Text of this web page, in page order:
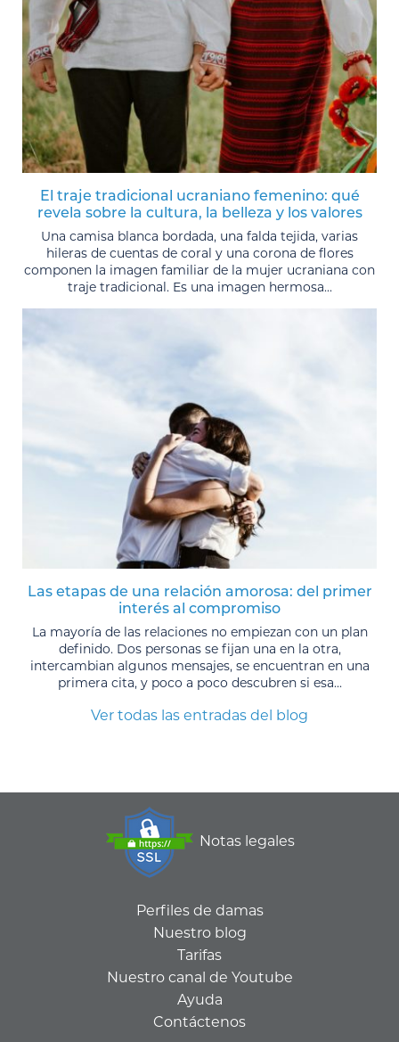
El traje tradicional ucraniano femenino: qué
revela sobre la cultura, la belleza y los valores
Una camisa blanca bordada, una falda tejida, varias
hileras de cuentas de coral y una corona de flores
componen la imagen familiar de la mujer ucraniana con
traje tradicional. Es una imagen hermosa...
Las etapas de una relación amorosa: del primer
interés al compromiso
La mayoría de las relaciones no empiezan con un plan
definido. Dos personas se fijan una en la otra,
intercambian algunos mensajes, se encuentran en una
primera cita, y poco a poco descubren si esa...
Ver todas las entradas del blog
Notas legales
Perfiles de damas
Nuestro blog
Tarifas
Nuestro canal de Youtube
Ayuda
Contáctenos